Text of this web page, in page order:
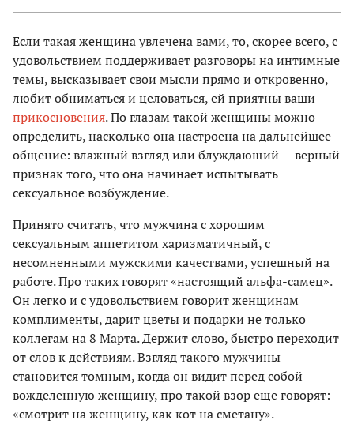
Если такая женщина увлечена вами, то, скорее всего, с
удовольствием поддерживает разговоры на интимные
темы, высказывает свои мысли прямо и откровенно,
любит обниматься и целоваться, ей приятны ваши
прикосновения. По глазам такой женщины можно
определить, насколько она настроена на дальнейшее
общение: влажный взгляд или блуждающий — верный
признак того, что она начинает испытывать
сексуальное возбуждение.
Принято считать, что мужчина с хорошим
сексуальным аппетитом харизматичный, с
несомненными мужскими качествами, успешный на
работе. Про таких говорят «настоящий альфа-самец».
Он легко и с удовольствием говорит женщинам
комплименты, дарит цветы и подарки не только
коллегам на 8 Марта. Держит слово, быстро переходит
от слов к действиям. Взгляд такого мужчины
становится томным, когда он видит перед собой
вожделенную женщину, про такой взор еще говорят:
«смотрит на женщину, как кот на сметану».